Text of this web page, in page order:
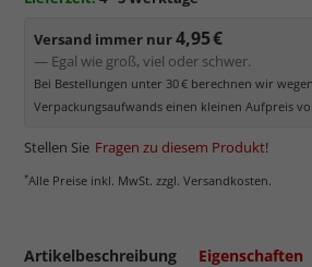
kommt. Für Bilder mit hellen Farben
Museumsglas.
Versand immer nur4,95 €
— Egal wie groß, viel oder schwer.
Bei Bestellungen unter 30 € berechnen wir
Verpackungsaufwands einen kleinen Aufpreis
Stellen Sie Fragen zu diesem Produkt!
*Alle Preise inkl. MwSt. zzgl. Versandkosten.
Artikelbeschreibung Eigenschaften